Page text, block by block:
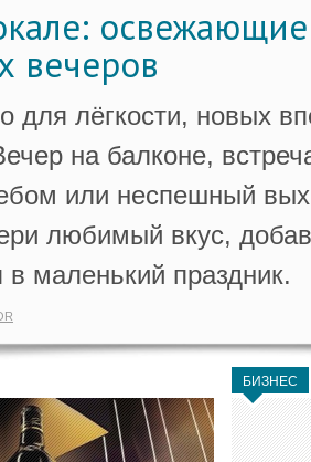
вечеров
для лёгкости, новых
на балконе,
или неспешный
любимый вкус,
в маленький праздник.
БИЗНЕС